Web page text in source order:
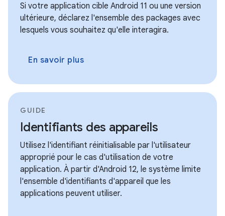
Si votre application cible Android 11 ou une version
ultérieure, déclarez l'ensemble des packages avec
lesquels vous souhaitez qu'elle interagira.
En savoir plus
GUIDE
Identifiants des appareils
Utilisez l'identifiant réinitialisable par l'utilisateur
approprié pour le cas d'utilisation de votre
application. À partir d'Android 12, le système limite
l'ensemble d'identifiants d'appareil que les
applications peuvent utiliser.